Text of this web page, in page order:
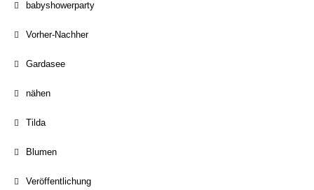
babyshowerparty
Vorher-Nachher
Gardasee
nähen
Tilda
Blumen
Veröffentlichung